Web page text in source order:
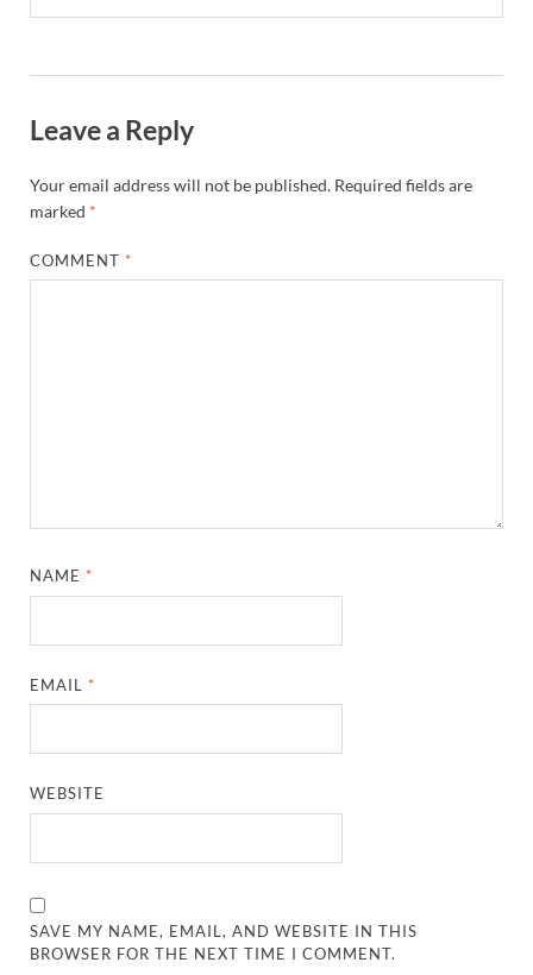
Leave a Reply
Your email address will not be published. Required fields are
marked *
COMMENT *
NAME *
EMAIL *
WEBSITE
SAVE MY NAME, EMAIL, AND WEBSITE IN THIS
BROWSER FOR THE NEXT TIME I COMMENT.